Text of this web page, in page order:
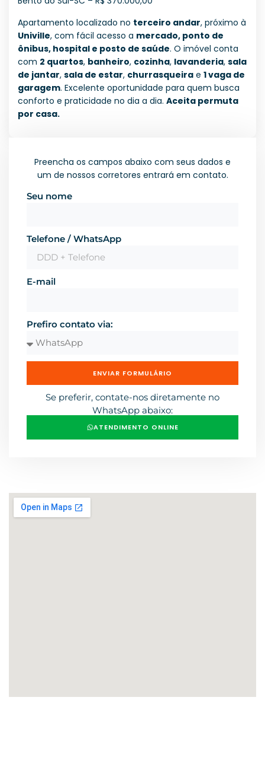
Apartamento localizado no terceiro andar, próximo à
Univille, com fácil acesso a mercado, ponto de
ônibus, hospital e posto de saúde. O imóvel conta
com 2 quartos, banheiro, cozinha, lavanderia, sala
de jantar, sala de estar, churrasqueira e 1 vaga de
garagem. Excelente oportunidade para quem busca
conforto e praticidade no dia a dia. Aceita permuta
por casa.
Preencha os campos abaixo com seus dados e
um de nossos corretores entrará em contato.
Seu nome
Telefone / WhatsApp
E-mail
Prefiro contato via:
ENVIAR FORMULÁRIO
Se preferir, contate-nos diretamente no
WhatsApp abaixo:
ATENDIMENTO ONLINE